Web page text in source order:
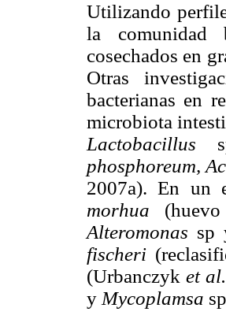
Utilizando
la comunidad
cosechados en
Otras
bacterianas en
microbiota
Lactobacillus
phosphoreum,
2007a). En un
morhua
Alteromonas sp
fischeri
(Urbanczyk et al.
y Mycoplamsa